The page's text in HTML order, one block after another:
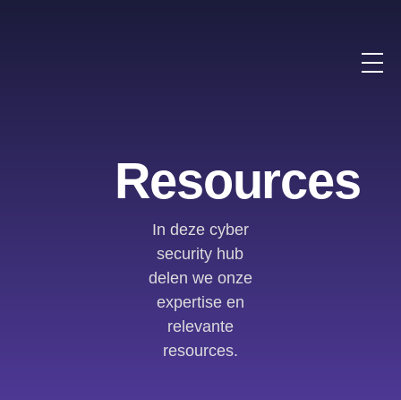
Resources
In deze cyber
security hub
delen we onze
expertise en
relevante
resources.